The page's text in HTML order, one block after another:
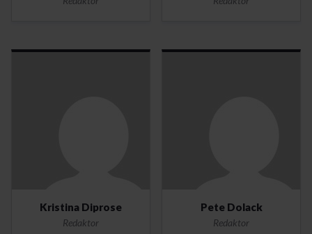
Kristina Diprose
Redaktor
Pete Dolack
Redaktor